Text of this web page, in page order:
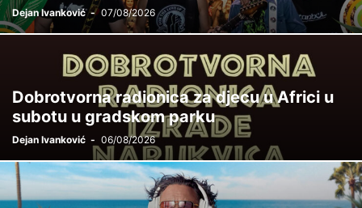
Dejan Ivanković - 07/08/2026
Dobrotvorna radionica za djecu u Africi u
subotu u gradskom parku
Dejan Ivanković - 06/08/2026